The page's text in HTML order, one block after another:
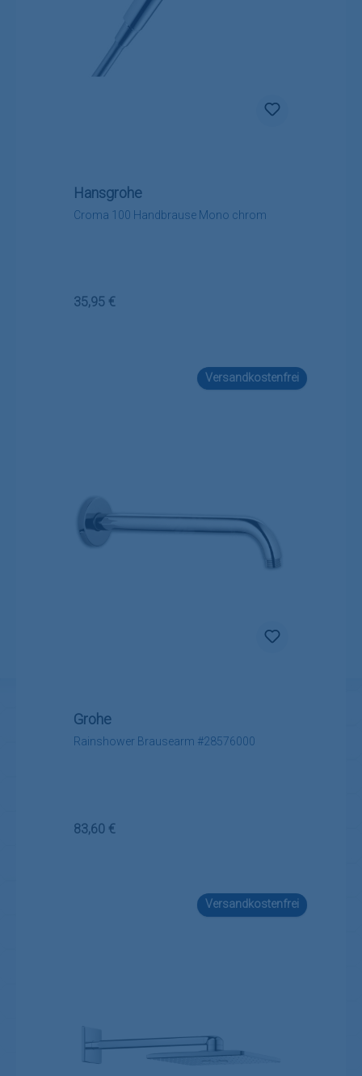
Croma 100 Handbrause Mono chrom
Hansgrohe
Regulärer Preis:
35,95 €
Versandkostenfrei
Rainshower Brausearm #28576000
Grohe
Regulärer Preis:
83,60 €
Versandkostenfrei